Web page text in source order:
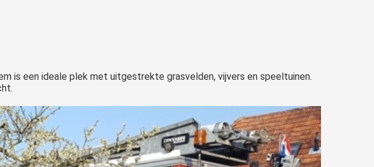
is een ideale plek met uitgestrekte grasvelden, vijvers en speeltuinen.